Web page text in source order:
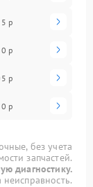
р
р
р
р
без учета
запчастей.
диагностику.